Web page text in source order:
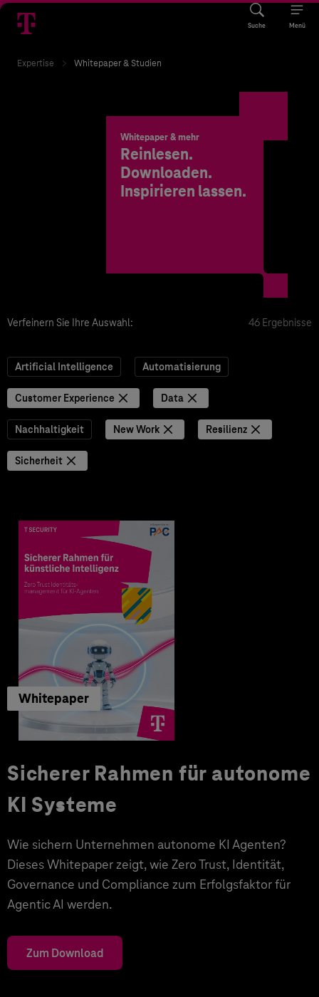
Suche Menü
Expertise Whitepaper & Studien
Whitepaper & mehr
Reinlesen.
Downloaden.
Inspirieren lassen.
Verfeinern Sie Ihre Auswahl: 46 Ergebnisse
Artificial Intelligence Automatisierung
Customer Experience Data
Nachhaltigkeit New Work Resilienz
Sicherheit
Whitepaper
Sicherer Rahmen für autonome
KI Systeme
Wie sichern Unternehmen autonome KI Agenten?
Dieses Whitepaper zeigt, wie Zero Trust, Identität,
Governance und Compliance zum Erfolgsfaktor für
Agentic AI werden.
Zum Download